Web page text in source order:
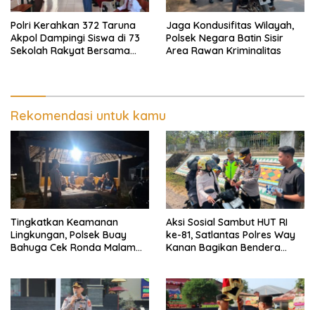
Polri Kerahkan 372 Taruna
Akpol Dampingi Siswa di 73
Sekolah Rakyat Bersama
Jaga Kondusifitas Wilayah,
Polsek Negara Batin Sisir
Area Rawan Kriminalitas
Rekomendasi untuk kamu
Tingkatkan Keamanan
Lingkungan, Polsek Buay
Bahuga Cek Ronda Malam
Aksi Sosial Sambut HUT RI
ke-81, Satlantas Polres Way
Kanan Bagikan Bendera